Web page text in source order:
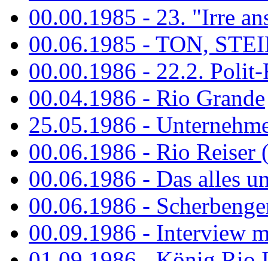
00.00.1985 - 23. "Irre
00.06.1985 - TON,
00.00.1986 - 22.2.
00.04.1986 - Rio Grande
25.05.1986 -
00.06.1986 - Rio Reiser
00.06.1986 - Das alles
00.06.1986 -
00.09.1986 - Interview